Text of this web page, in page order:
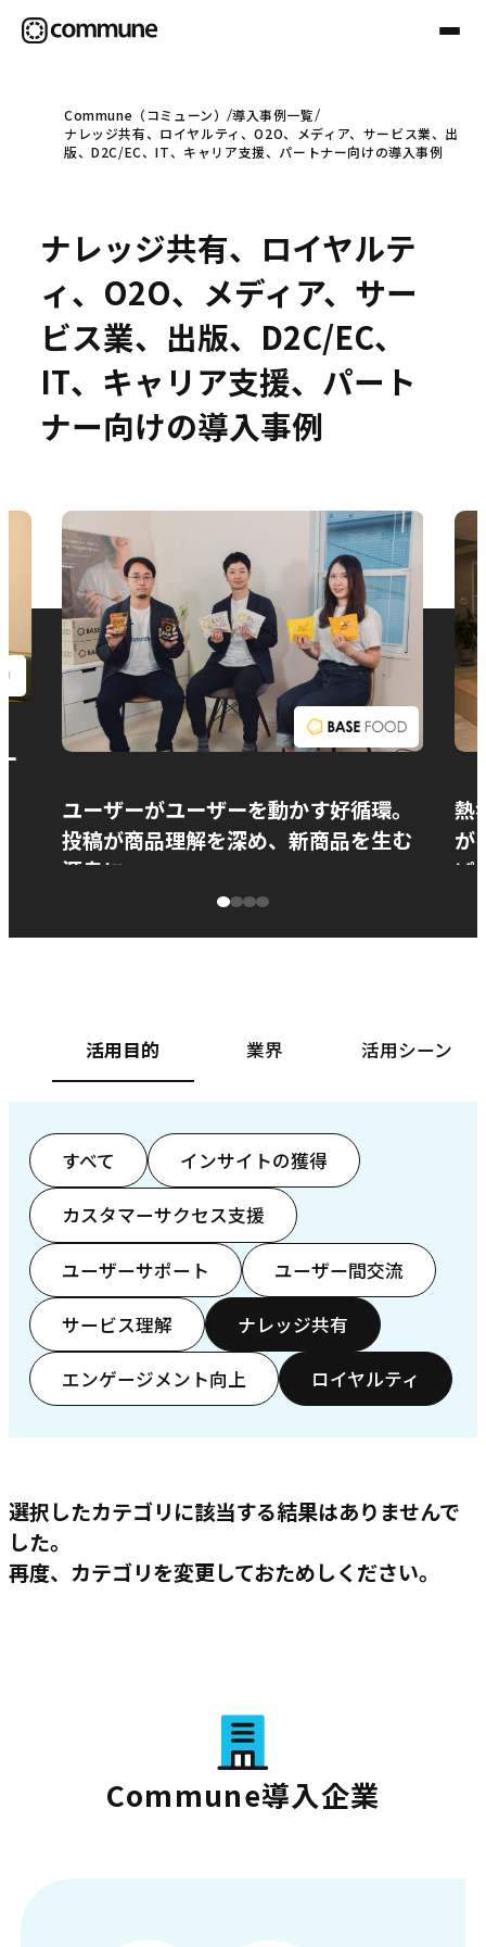
Communeについて
事例
セミナー
お問い合わせ
Commune（コミューン）
導入事例一覧
ナレッジ共有、ロイヤルティ、O2O、メディア、サービス業、出
版、D2C/EC、IT、キャリア支援、パートナー向けの導入事例
ナレッジ共有、ロイヤルテ
ィ、O2O、メディア、サー
ビス業、出版、D2C/EC、
IT、キャリア支援、パート
ナー向けの導入事例
ユーザーがユーザーを動かす好循環。
投稿が商品理解を深め、新商品を生む
源泉に
熱
が
ぱ
活用目的 業界 活用シーン
すべて インサイトの獲得
カスタマーサクセス支援
ユーザーサポート ユーザー間交流
サービス理解 ナレッジ共有
エンゲージメント向上 ロイヤルティ
選択したカテゴリに該当する結果はありませんで
した。
再度、カテゴリを変更しておためしください。
Commune導入企業